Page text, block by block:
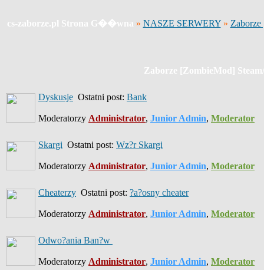
cs-zaborze.pl Strona G��wna » NASZE SERWERY»
Zaborze [ZombieMod]
Dyskusje Ostatni post: Bank
Moderatorzy Administrator, Junior Admin, Moderator
Skargi Ostatni post: Wz?r Skargi
Moderatorzy Administrator, Junior Admin, Moderator
Cheaterzy Ostatni post: ?a?osny cheater
Moderatorzy Administrator, Junior Admin, Moderator
Odwo?ania Ban?w
Moderatorzy Administrator, Junior Admin, Moderator